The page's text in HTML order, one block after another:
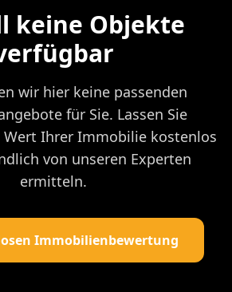
keine Objekte
wir hier keine passenden
für Sie. Lassen Sie
Ihrer Immobilie kostenlos
von unseren Experten
ermitteln.
Immobilienbewertung